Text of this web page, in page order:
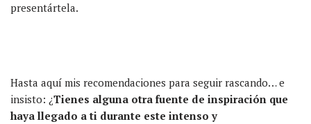
presentártela.
Hasta aquí mis recomendaciones para seguir rascando… e
insisto: ¿Tienes alguna otra fuente de inspiración que
haya llegado a ti durante este intenso y